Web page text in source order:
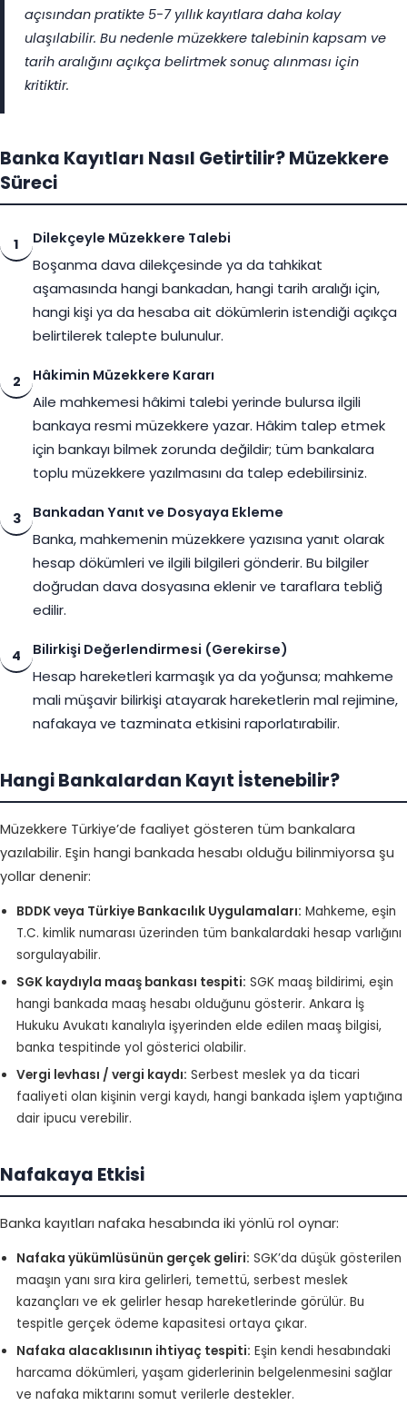
açısından pratikte 5-7 yıllık kayıtlara daha kolay
ulaşılabilir. Bu nedenle müzekkere talebinin kapsam ve
tarih aralığını açıkça belirtmek sonuç alınması için
kritiktir.
Banka Kayıtları Nasıl Getirtilir? Müzekkere
Süreci
1 Dilekçeyle Müzekkere Talebi
Boşanma dava dilekçesinde ya da tahkikat
aşamasında hangi bankadan, hangi tarih aralığı için,
hangi kişi ya da hesaba ait dökümlerin istendiği açıkça
belirtilerek talepte bulunulur.
2 Hâkimin Müzekkere Kararı
Aile mahkemesi hâkimi talebi yerinde bulursa ilgili
bankaya resmi müzekkere yazar. Hâkim talep etmek
için bankayı bilmek zorunda değildir; tüm bankalara
toplu müzekkere yazılmasını da talep edebilirsiniz.
3 Bankadan Yanıt ve Dosyaya Ekleme
Banka, mahkemenin müzekkere yazısına yanıt olarak
hesap dökümleri ve ilgili bilgileri gönderir. Bu bilgiler
doğrudan dava dosyasına eklenir ve taraflara tebliğ
edilir.
4 Bilirkişi Değerlendirmesi (Gerekirse)
Hesap hareketleri karmaşık ya da yoğunsa; mahkeme
mali müşavir bilirkişi atayarak hareketlerin mal rejimine,
nafakaya ve tazminata etkisini raporlatırabilir.
Hangi Bankalardan Kayıt İstenebilir?
Müzekkere Türkiye’de faaliyet gösteren tüm bankalara
yazılabilir. Eşin hangi bankada hesabı olduğu bilinmiyorsa şu
yollar denenir:
BDDK veya Türkiye Bankacılık Uygulamaları: Mahkeme, eşin
T.C. kimlik numarası üzerinden tüm bankalardaki hesap varlığını
sorgulayabilir.
SGK kaydıyla maaş bankası tespiti: SGK maaş bildirimi, eşin
hangi bankada maaş hesabı olduğunu gösterir. Ankara İş
Hukuku Avukatı kanalıyla işyerinden elde edilen maaş bilgisi,
banka tespitinde yol gösterici olabilir.
Vergi levhası / vergi kaydı: Serbest meslek ya da ticari
faaliyeti olan kişinin vergi kaydı, hangi bankada işlem yaptığına
dair ipucu verebilir.
Nafakaya Etkisi
Banka kayıtları nafaka hesabında iki yönlü rol oynar:
Nafaka yükümlüsünün gerçek geliri: SGK’da düşük gösterilen
maaşın yanı sıra kira gelirleri, temettü, serbest meslek
kazançları ve ek gelirler hesap hareketlerinde görülür. Bu
tespitle gerçek ödeme kapasitesi ortaya çıkar.
Nafaka alacaklısının ihtiyaç tespiti: Eşin kendi hesabındaki
harcama dökümleri, yaşam giderlerinin belgelenmesini sağlar
ve nafaka miktarını somut verilerle destekler.